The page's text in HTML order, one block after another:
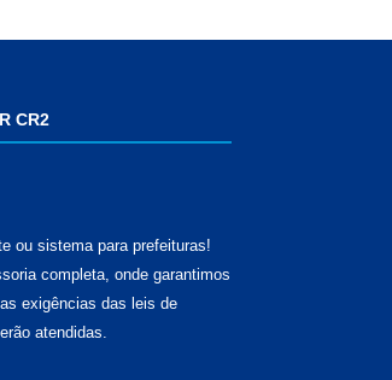
CR2
ou sistema para prefeituras!
completa, onde garantimos
exigências das leis de
atendidas.